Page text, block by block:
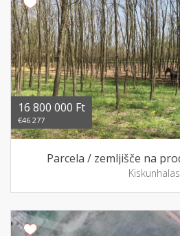
16 800 000 Ft
€46 277
Parcela / zemljišče na
Kiskunhalas